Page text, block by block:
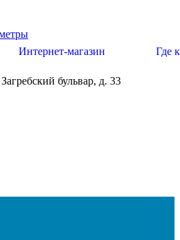
Интернет-магазин
Где
Загребский бульвар, д. 33